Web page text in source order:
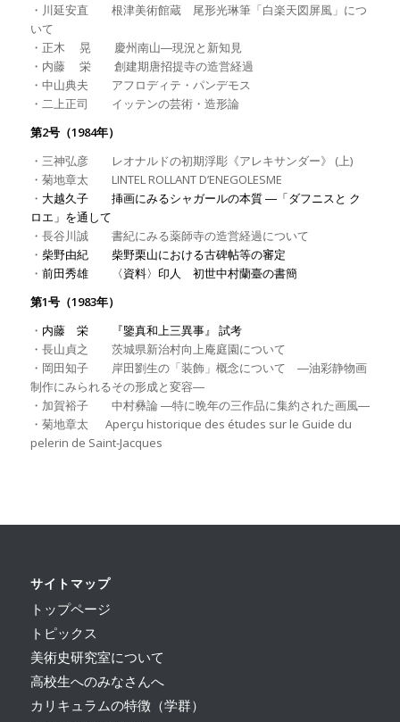
・川延安直 根津美術館蔵 尾形光琳筆「白楽天図屏風」につ
いて
・正木 晃 慶州南山―現況と新知見
・内藤 栄 創建期唐招提寺の造営経過
・中山典夫 アフロディテ・パンデモス
・二上正司 イッテンの芸術・造形論
第2号（1984年）
・三神弘彦 レオナルドの初期浮彫《アレキサンダー》 (上)
・菊地章太 LINTEL ROLLANT D’ENEGOLESME
・ 大越久子 挿画にみるシャガールの本質 ―「ダフニスと ク
ロエ」を通して
・長谷川誠 書紀にみる薬師寺の造営経過について
・ 柴野由紀 柴野栗山における古碑帖等の審定
・ 前田秀雄 〈資料〉印人 初世中村蘭臺の書簡
第1号（1983年）
・ 内藤 栄 『鑒真和上三異事』 試考
・長山貞之 茨城県新治村向上庵庭園について
・岡田知子 岸田劉生の「装飾」概念について ―油彩静物画
制作にみられるその形成と変容―
・加賀裕子 中村彝論 ―特に晩年の三作品に集約された画風―
・菊地章太 Aperçu historique des études sur le Guide du
pelerin de Saint-Jacques
サイトマップ
トップページ
トピックス
美術史研究室について
高校生へのみなさんへ
カリキュラムの特徴（学群）